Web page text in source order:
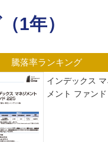
1年）
騰落率ランキング
インデックス
メント ファン